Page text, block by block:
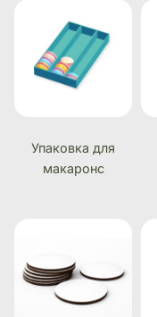
Упаковка для
макаронс